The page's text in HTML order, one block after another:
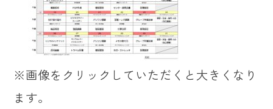
※画像をクリックしていただくと大きくなり
ます。